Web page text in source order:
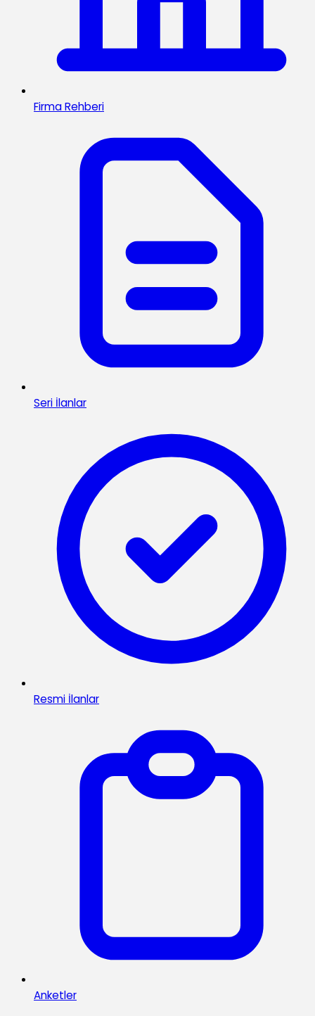
Firma Rehberi
Seri İlanlar
Resmi İlanlar
Anketler